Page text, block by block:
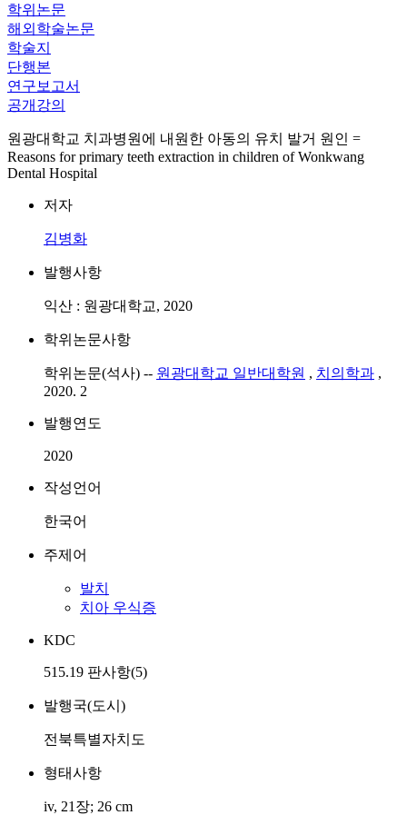
학위논문
해외학술논문
학술지
단행본
연구보고서
공개강의
원광대학교 치과병원에 내원한 아동의 유치 발거 원인 =
Reasons for primary teeth extraction in children of Wonkwang
Dental Hospital
저자
김병화
발행사항
익산 : 원광대학교, 2020
학위논문사항
학위논문(석사) -- 원광대학교 일반대학원 , 치의학과 ,
2020. 2
발행연도
2020
작성언어
한국어
주제어
발치
치아 우식증
KDC
515.19 판사항(5)
발행국(도시)
전북특별자치도
형태사항
iv, 21장; 26 cm